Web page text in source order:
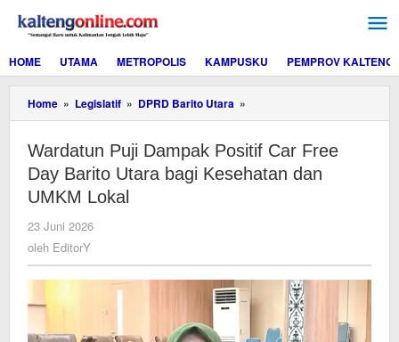
konten
HOME
UTAMA METROPOLIS KAMPUSKU PEMPROV KALTENG
Home » Legislatif » DPRD Barito Utara »
Puji
Positif
Car
Free
Kesehatan
dan
UMKM
Wardatun Puji Dampak Positif Car Free
Day Barito Utara bagi Kesehatan dan
UMKM Lokal
23 Juni 2026
oleh EditorY